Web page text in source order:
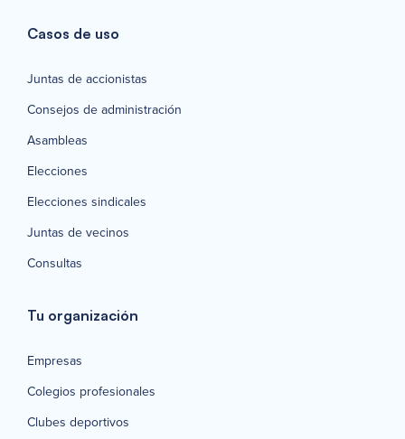
Casos de uso
Juntas de accionistas
Consejos de administración
Asambleas
Elecciones
Elecciones sindicales
Juntas de vecinos
Consultas
Tu organización
Empresas
Colegios profesionales
Clubes deportivos